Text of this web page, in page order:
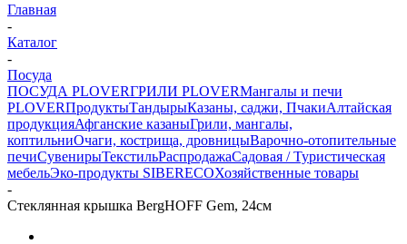
Главная
-
Каталог
-
Посуда
ПОСУДА PLOVERГРИЛИ PLOVERМангалы и печи
PLOVERПродуктыТандырыКазаны, саджи, ПчакиАлтайская
продукцияАфганские казаныГрили, мангалы,
коптильниОчаги, кострища, дровницыВарочно-отопительные
печиСувенирыТекстильРаспродажаСадовая / Туристическая
мебельЭко-продукты SIBERECOХозяйственные товары
-
Стеклянная крышка BergHOFF Gem, 24см